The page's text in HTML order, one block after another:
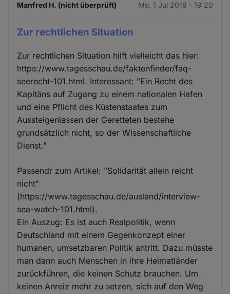
Manfred H. (nicht überprüft) Mo. 1 Jul 2019 - 19:20
Zur rechtlichen Situation
Zur rechtlichen Situation hilft vielleicht das hier:
https://www.tagesschau.de/faktenfinder/faq-
seerecht-101.html. Interessant: "Ein Recht des
Kapitäns auf Zugang zu einem nationalen Hafen
und eine Pflicht des Küstenstaates zum
Aussteigenlassen der Geretteten bestehe
grundsätzlich nicht, so der Wissenschaftliche
Dienst."
Passendr zum Artikel: "Solidarität allein reicht
nicht"
(https://www.tagesschau.de/ausland/interview-
sea-watch-101.html).
Ein Auszug: Es ist auch Realpolitik, wenn
Deutschland mit einem Gegenkonzept einer
humanen, umsetzbaren Politik antritt. Dazu müsste
man dann auch Menschen in ihre Heimatländer
zurückführen, die keinen Schutz brauchen. Um
keinen Anreiz mehr zu setzen, sich auf den Weg